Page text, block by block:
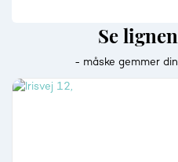
Se
- måske gemmer